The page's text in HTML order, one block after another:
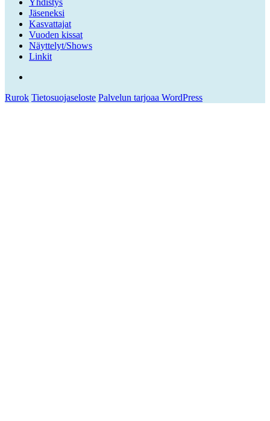
Jäseneksi
Kasvattajat
Vuoden kissat
Näyttelyt/Shows
Linkit
Rurok Tietosuojaseloste Palvelun tarjoaa WordPress